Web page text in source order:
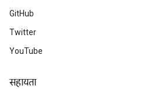
GitHub
Twitter
YouTube
सहायता